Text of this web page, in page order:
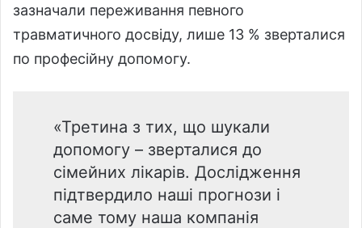
зазначали переживання певного
травматичного досвіду, лише 13 % зверталися
по професійну допомогу.
«Третина з тих, що шукали
допомогу – зверталися до
сімейних лікарів. Дослідження
підтвердило наші прогнози і
саме тому наша компанія